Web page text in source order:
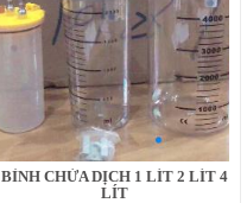
BÌNH CHỨA DỊCH 1 LÍT 2 LÍT 4
LÍT